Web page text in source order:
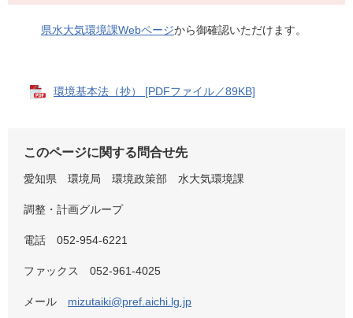
県水大気環境課Webページから御確認いただけます。
環境基本法（抄） [PDFファイル／89KB]
このページに関する問合せ先
愛知県 環境局 環境政策部 水大気環境課
調整・計画グループ
電話 052-954-6221
ファックス 052-961-4025
メール mizutaiki@pref.aichi.lg.jp